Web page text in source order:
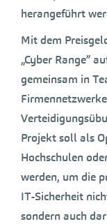
herangeführt
Mit dem
„Cyber Range”
gemeinsam in
Projekt soll als
Hochschulen
werden, um die
IT-Sicherheit
sondern auch